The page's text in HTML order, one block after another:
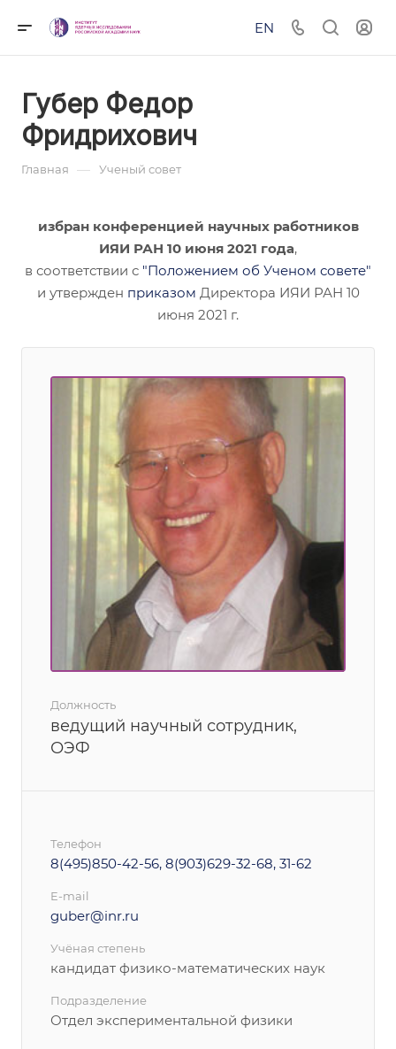
EN
Губер Федор
Фридрихович
Главная — Ученый совет
избран конференцией научных работников
ИЯИ РАН 10 июня 2021 года,
в соответствии с "Положением об Ученом совете"
и утвержден приказом Директора ИЯИ РАН 10
июня 2021 г.
Должность
ведущий научный сотрудник,
ОЭФ
Телефон
8(495)850-42-56, 8(903)629-32-68, 31-62
E-mail
guber@inr.ru
Учёная степень
кандидат физико-математических наук
Подразделение
Отдел экспериментальной физики